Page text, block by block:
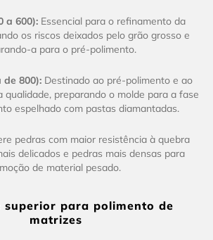
a 600): Essencial para o refinamento da
os riscos deixados pelo grão grosso e
a para o pré-polimento.
de 800): Destinado ao pré-polimento e ao
qualidade, preparando o molde para a fase
espelhado com pastas diamantadas.
pedras com maior resistência à quebra
delicados e pedras mais densas para
de material pesado.
superior para polimento de
matrizes